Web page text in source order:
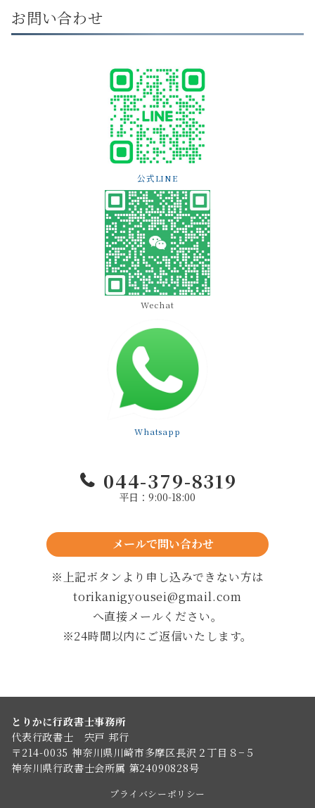
お問い合わせ
公式LINE
Wechat
Whatsapp
044-379-8319
平日：9:00-18:00
メールで問い合わせ
※上記ボタンより申し込みできない方は
torikanigyousei@gmail.com
へ直接メールください。
※24時間以内にご返信いたします。
とりかに行政書士事務所
代表行政書士 宍戸 邦行
〒214-0035 神奈川県川崎市多摩区長沢２丁目８−５
神奈川県行政書士会所属 第24090828号
プライバシーポリシー